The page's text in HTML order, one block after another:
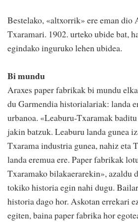
Bestelako, «altxorrik» ere eman dio
Txaramari. 1902. urteko ubide bat,
egindako inguruko lehen ubidea.
Bi mundu
Araxes paper fabrikak bi mundu
du Garmendia historialariak: landa
urbanoa. «Leaburu-Txaramak
jakin batzuk. Leaburu landa gunea
Txarama industria gunea, nahiz eta
landa eremua ere. Paper fabrikak
Txaramako bilakaerarekin», azaldu
tokiko historia egin nahi dugu.
historia dago hor. Askotan errekari
egiten, baina paper fabrika hor